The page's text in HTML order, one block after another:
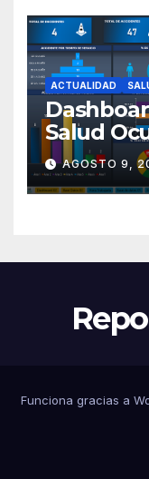
ACTUALIDAD
Salud
IA
Laboral
AGOSTO 9,
Funciona gracias a